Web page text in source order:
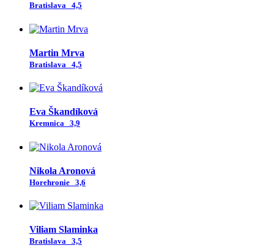
Bratislava 4,5
Martin Mrva
Bratislava 4,5
Eva Škandíková
Kremnica 3,9
Nikola Aronová
Horehronie 3,6
Viliam Slaminka
Bratislava 3,5